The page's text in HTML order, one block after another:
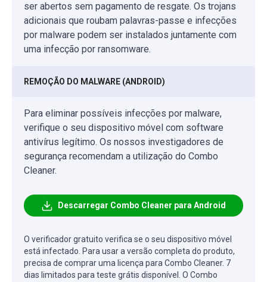
ser abertos sem pagamento de resgate. Os trojans
adicionais que roubam palavras-passe e infecções
por malware podem ser instalados juntamente com
uma infecção por ransomware.
REMOÇÃO DO MALWARE (ANDROID)
Para eliminar possíveis infecções por malware,
verifique o seu dispositivo móvel com software
antivírus legítimo. Os nossos investigadores de
segurança recomendam a utilização do Combo
Cleaner.
Descarregar Combo Cleaner para Android
O verificador gratuito verifica se o seu dispositivo móvel
está infectado. Para usar a versão completa do produto,
precisa de comprar uma licença para Combo Cleaner. 7
dias limitados para teste grátis disponível. O Combo